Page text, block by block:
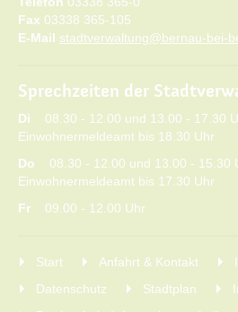
Fax 03338 365-105
E-Mail stadtverwaltung@bernau-bei-
Sprechzeiten der
Di 08.30 - 12.00 und 13.00 - 17.30
Einwohnermeldeamt bis 18.30 Uhr
Do 08.30 - 12.00 und 13.00 - 15.30
Einwohnermeldeamt bis 17.30 Uhr
Fr 09.00 - 12.00 Uhr
Start Anfahrt & Kontakt
Datenschutz
Stadtplan